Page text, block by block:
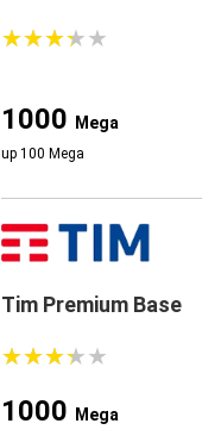
★★★★★
★★★★★
1000 Mega
up 100 Mega
Tim Premium Base
★★★★★
★★★★★
1000 Mega